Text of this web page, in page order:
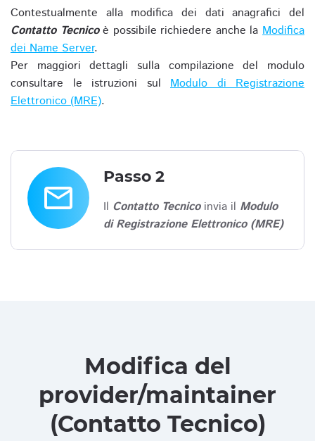
Contestualmente alla modifica dei dati anagrafici del
Contatto Tecnicoè possibile richiedere anche laModifica
dei Name Server.
Per maggiori dettagli sulla compilazione del modulo
consultare le istruzioni sul Modulo di Registrazione
Elettronico (MRE).
email
Passo 2
Il Contatto Tecnicoinvia il Modulo
di Registrazione Elettronico (MRE)
Modifica del
provider/maintainer
(Contatto Tecnico)